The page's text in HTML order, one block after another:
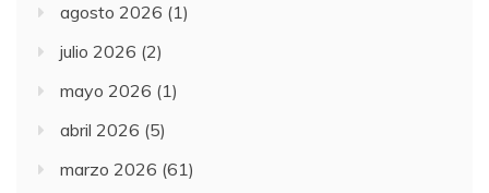
agosto 2026 (1)
julio 2026 (2)
mayo 2026 (1)
abril 2026 (5)
marzo 2026 (61)